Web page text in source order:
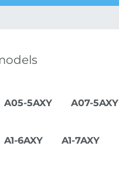
A05-5AXY A07-5AXY
A1-6AXY A1-7AXY